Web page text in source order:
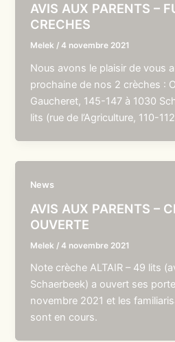
AVIS AUX PARENTS –
CRECHES
Melek /4 novembre 2021
Nous avons le plaisir de vous
prochaine de nos 2 crèches :
Gaucheret, 145-147 à 1030
lits (rue de l’Agriculture, 110-
News
AVIS AUX PARENTS –
OUVERTE
Melek /4 novembre 2021
Note crèche ALTAIR – 49 lits
Schaerbeek) a ouvert ses
novembre 2021 et les
sont en cours.